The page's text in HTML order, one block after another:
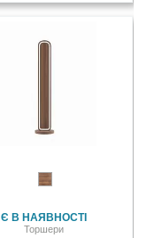
Є В НАЯВНОСТІ
Торшери